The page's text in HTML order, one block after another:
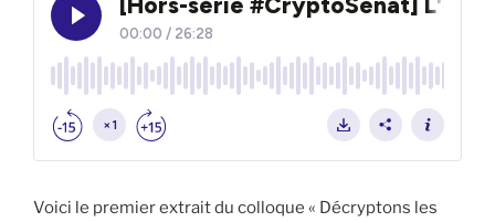
Voici le premier extrait du colloque « Décryptons les